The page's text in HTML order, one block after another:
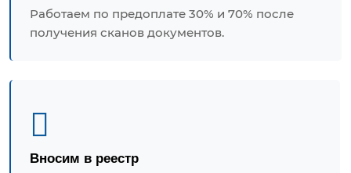
Работаем по предоплате 30% и 70% после
получения сканов документов.
Вносим в реестр